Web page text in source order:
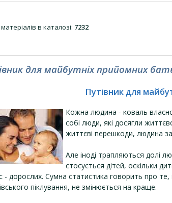
в каталозі: 7232
для майбутніх прийомних
Путівник для
Кожна людина - коваль
собі люди, які досягли
життєві перешкоди, людина
Але іноді трапляються долі
стосується дітей, оскільки
- дорослих. Сумна статистика говорить про те,
піклування, не змінюється на краще.